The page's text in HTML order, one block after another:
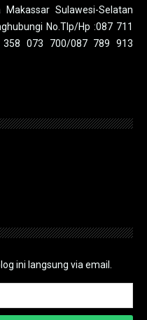
Makassar Sulawesi-Selatan
No.Tlp/Hp :087 711
073 700/087 789 913
ini langsung via email.